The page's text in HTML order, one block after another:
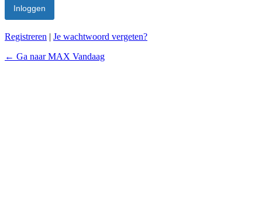
Registreren | Je wachtwoord vergeten?
← Ga naar MAX Vandaag